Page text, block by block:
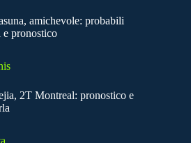
amichevole: probabili
pronostico
2T Montreal: pronostico e